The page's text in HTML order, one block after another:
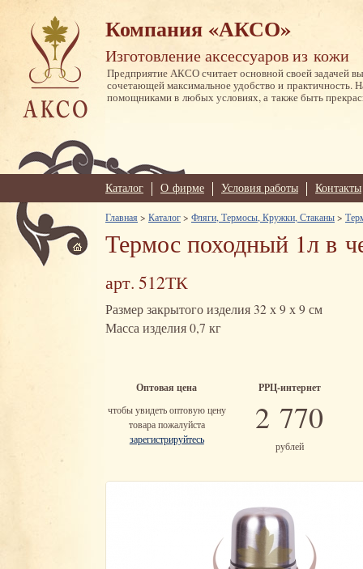
Компания «АКСО»
Изготовление аксессуаров из кожи
Предприятие АКСО считает основной своей задачей
сочетающей максимальное удобство и практичность.
помощниками в любых условиях, а также быть
Каталог О фирме Условия работы Контакты
Главная > Каталог> Фляги, Термосы, Кружки, Стаканы>
Термос походный 1л в
арт. 512ТК
Размер закрытого изделия 32 х 9 х 9 см
Масса изделия 0,7 кг
Оптовая цена
чтобы увидеть оптовую цену
товара пожалуйста
зарегистрируйтесь
РРЦ-интернет
2 770
рублей